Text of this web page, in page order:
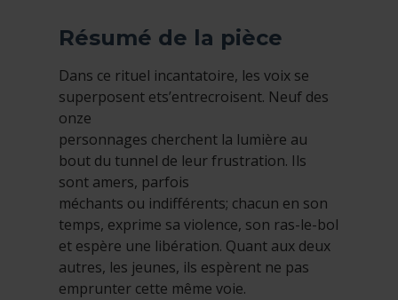
Résumé de la pièce
Dans ce rituel incantatoire, les voix se
superposent ets’entrecroisent. Neuf des
onze
personnages cherchent la lumière au
bout du tunnel de leur frustration. Ils
sont amers, parfois
méchants ou indifférents; chacun en son
temps, exprime sa violence, son ras-le-bol
et espère une libération. Quant aux deux
autres, les jeunes, ils espèrent ne pas
emprunter cette même voie.